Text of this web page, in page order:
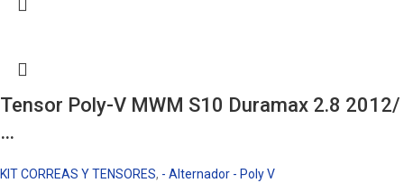
Tensor Poly-V MWM S10 Duramax 2.8 2012/
…
KIT CORREAS Y TENSORES, - Alternador - Poly V